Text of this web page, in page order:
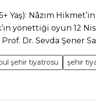
Yaş): Nâzım Hikmet’in
yönettiği oyun 12
Dr. Sevda Şener
şehir tiyatrosu
şehir